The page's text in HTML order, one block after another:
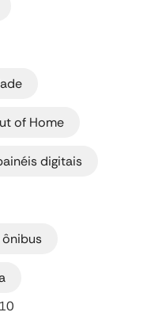
of Home
digitais